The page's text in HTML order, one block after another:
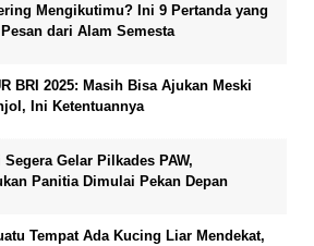
Mengikutimu? Ini 9 Pertanda yang
dari Alam Semesta
BRI 2025: Masih Bisa Ajukan Meski
Ini Ketentuannya
Segera Gelar Pilkades PAW,
Panitia Dimulai Pekan Depan
Tempat Ada Kucing Liar Mendekat,